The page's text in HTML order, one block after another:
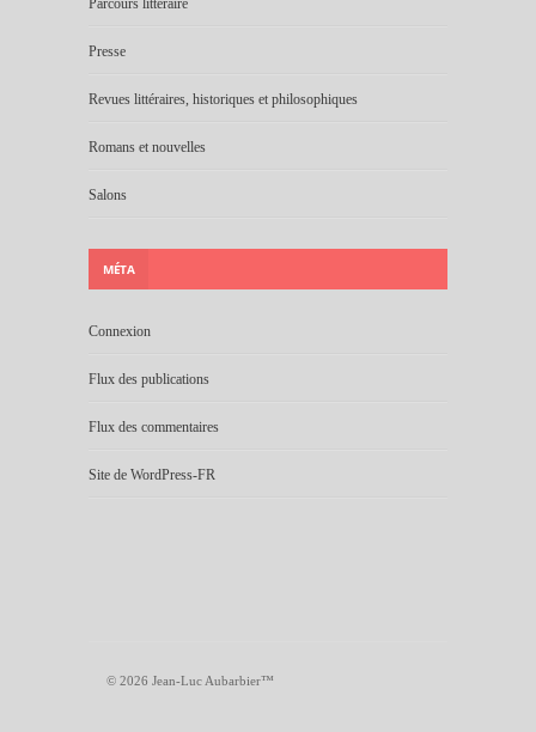
Presse
Revues littéraires, historiques et philosophiques
Romans et nouvelles
Salons
MÉTA
Connexion
Flux des publications
Flux des commentaires
Site de WordPress-FR
© 2026 Jean-Luc Aubarbier™